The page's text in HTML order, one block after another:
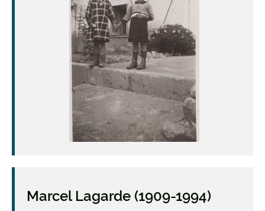
Marcel Lagarde (1909-1994)